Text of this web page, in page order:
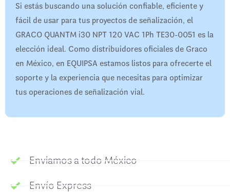
Si estás buscando una solución confiable, eficiente y
fácil de usar para tus proyectos de señalización, el
GRACO QUANTM i30 NPT 120 VAC 1Ph TE30-0051 es la
elección ideal. Como distribuidores oficiales de Graco
en México, en EQUIPSA estamos listos para ofrecerte el
soporte y la experiencia que necesitas para optimizar
tus operaciones de señalización vial.
Enviamos a todo México
Envío Express